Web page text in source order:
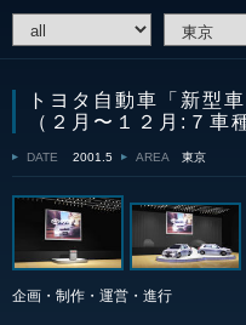
トヨタ自動車「新型
（２月〜１２月:７車
DATE 2001.5 AREA 東京
企画・制作・運営・進行